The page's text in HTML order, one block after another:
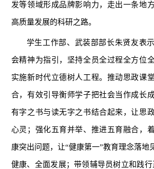
发等领域形成品牌影响力，走出一条地
高质量发展的科研之路。
学生工作部、武装部部长朱贤友表
会精神为指引，坚持全员全过程全方位
实施新时代立德树人工程。推动思政课
合，有效引导衡师学子把社会当作成长
有字之书与读无字之书结合起来，让思
心灵；强化五育并举、推进五育融合，
康突出问题，让“健康第一”教育理念落地
健康、全面发展；带领辅导员树立和践